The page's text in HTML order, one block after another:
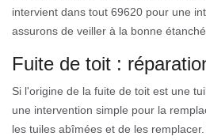
intervient dans tout 69620 pour une
assurons de veiller à la bonne
Fuite de toit :
Si l'origine de la fuite de toit est une
une intervention simple pour la
les tuiles abîmées et de les